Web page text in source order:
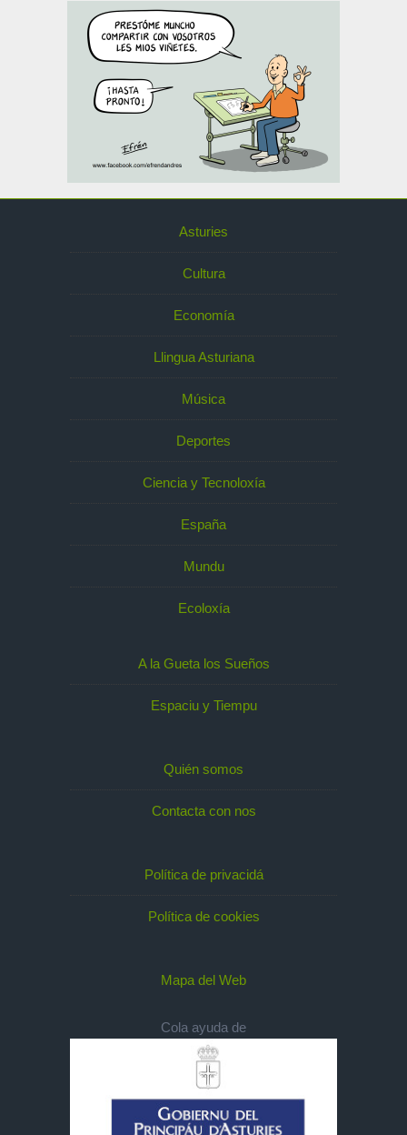
Asturies
Cultura
Economía
Llingua Asturiana
Música
Deportes
Ciencia y Tecnoloxía
España
Mundu
Ecoloxía
A la Gueta los Sueños
Espaciu y Tiempu
Quién somos
Contacta con nos
Política de privacidá
Política de cookies
Mapa del Web
Cola ayuda de